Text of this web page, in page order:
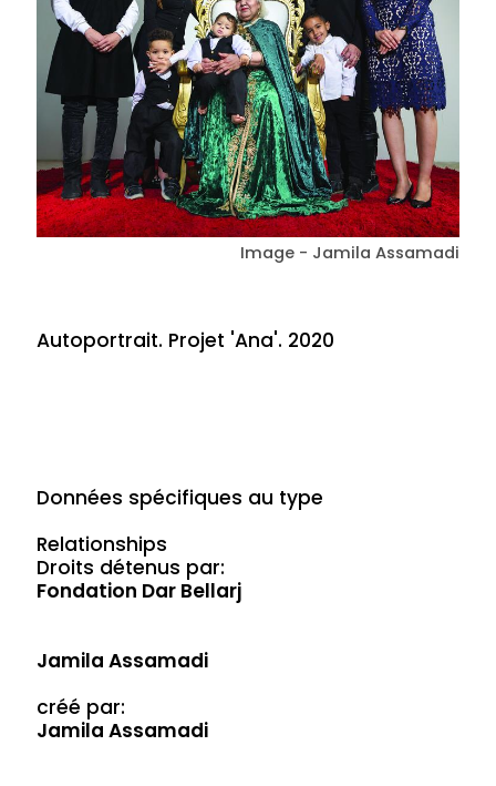
Image - Jamila Assamadi
Autoportrait. Projet 'Ana'. 2020
Données spécifiques au type
Relationships
Droits détenus par:
Fondation Dar Bellarj
Jamila Assamadi
créé par:
Jamila Assamadi